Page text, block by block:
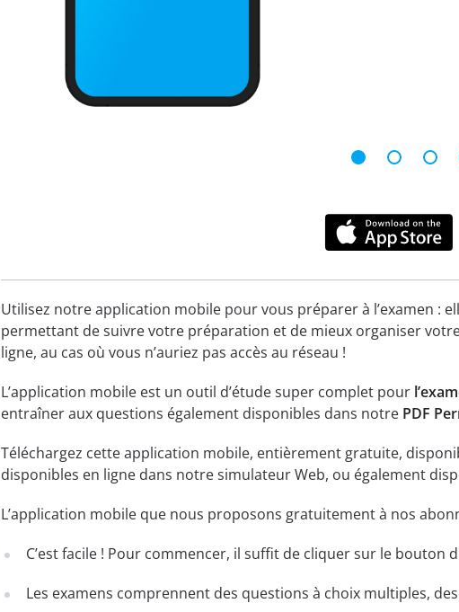
Utilisez notre application mobile pour vous préparer à l’examen :
permettant de suivre votre préparation et de mieux organiser
ligne, au cas où vous n’auriez pas accès au réseau !
L’application mobile est un outil d’étude super complet pour
entraîner aux questions également disponibles dans notre PDF
Téléchargez cette application mobile, entièrement gratuite,
disponibles en ligne dans notre simulateur Web, ou également
L’application mobile que nous proposons gratuitement à nos
C’est facile ! Pour commencer, il suffit de cliquer sur le
Les examens comprennent des questions à choix multiples,